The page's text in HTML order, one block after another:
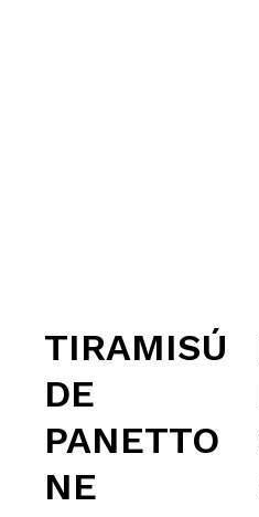
TIRAMISÚ
DE
PANETTO
NE